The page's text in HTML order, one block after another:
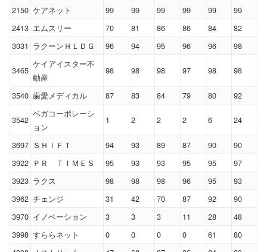
2150 ケアネット 99 99 99 99 99
99
2413 エムスリー 70 81 86 86 84
82
3031 ラクーンＨＬＤＧ 96 94 95 96 96 98
3465
ケイアイスター不
動産
98 98 98 97 98 98
3540 歯愛メディカル 87 83 84 79 80 92
3542
ベガコーポレーシ
ョン
1 2 2 2 6 24
3697 ＳＨＩＦＴ 94 93 89 87 90
90
3922 ＰＲ ＴＩＭＥＳ 95 93 93 95 95
97
3923 ラクス 98 98 98 96 95
93
3962 チェンジ 31 42 70 87 92
90
3970 イノベーション 3 3 3 11 28
48
3998 すららネット 0 0 0 0 61
80